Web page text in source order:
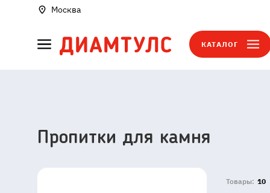
Москва
КАТАЛОГ
Пропитки для камня
Товары: 10